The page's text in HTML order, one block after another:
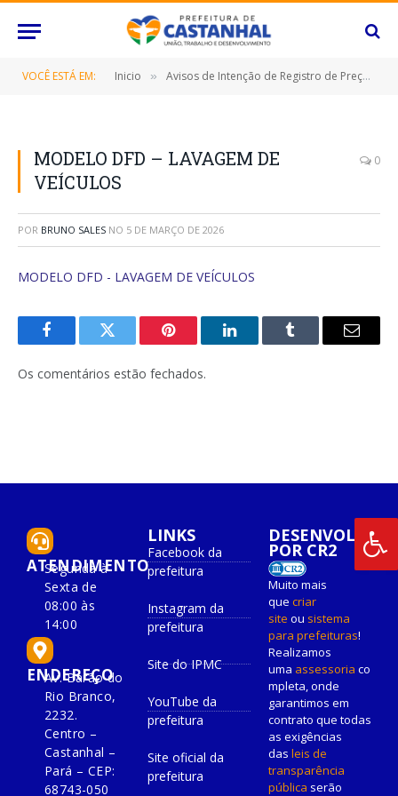
VOCÊ ESTÁ EM: Inicio » Avisos de Intenção de Registro de Preço (IRP)
MODELO DFD – LAVAGEM DE
VEÍCULOS
0
POR BRUNO SALES NO 5 DE MARÇO DE 2026
MODELO DFD - LAVAGEM DE VEÍCULOS
FacebookTwitter Pinterest O
Tumblr
E-
Os comentários estão fechados.
ATENDIMENTO
Segunda à
Sexta de
08:00 às
14:00
ENDEREÇO
Av. Barão do
Rio Branco,
2232.
Centro –
Castanhal –
Pará – CEP:
68743-050
LINKS
Facebook da
prefeitura
Instagram da
prefeitura
Site do IPMC
YouTube da
prefeitura
Site oficial da
prefeitura
DESENVOLVIDO
POR CR2
Muito mais
que criar
site ou sistema
para prefeituras!
Realizamos
uma assessoria co
mpleta, onde
garantimos em
contrato que todas
as exigências
das leis de
transparência
pública serão